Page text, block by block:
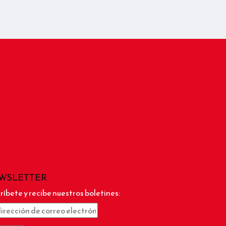
y recibe nuestros boletines: